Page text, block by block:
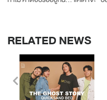
RELATED NEWS